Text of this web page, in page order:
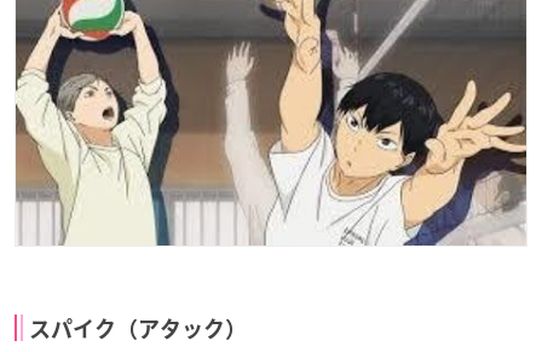
スパイク（アタック）